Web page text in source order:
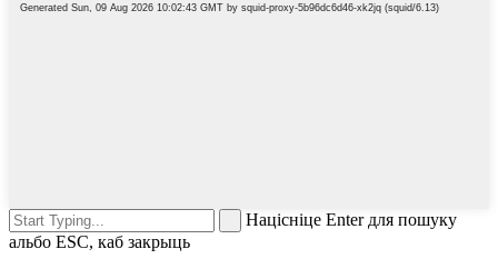
Націсніце Enter для пошуку
альбо ESC, каб закрыць